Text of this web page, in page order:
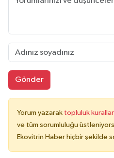
Gönder
Yorum yazarak topluluk
ve tüm sorumluluğu
Ekovitrin Haber hiçbir şekilde